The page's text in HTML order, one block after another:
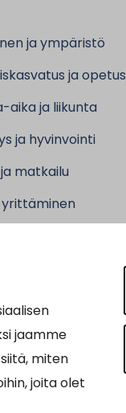
jaamme
miten
joita olet
ja ympäristö
ja opetus
aika ja liikunta
ja hyvinvointi
matkailu
yrittäminen